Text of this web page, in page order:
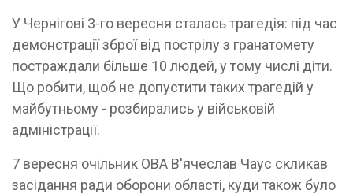
У Чернігові 3-го вересня сталась трагедія: під час
демонстрації зброї від пострілу з гранатомету
постраждали більше 10 людей, у тому числі діти.
Що робити, щоб не допустити таких трагедій у
майбутньому - розбирались у військовій
адміністрації.
7 вересня очільник ОВА В'ячеслав Чаус скликав
засідання ради оборони області, куди також було